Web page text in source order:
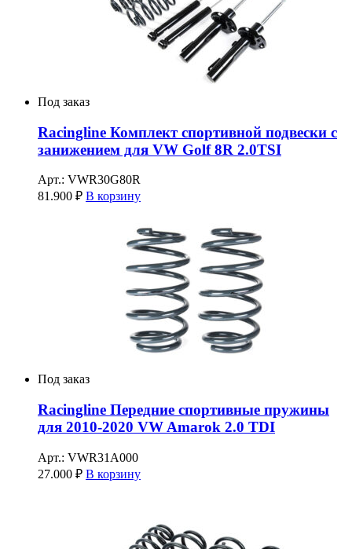
Под заказ
Racingline Комплект спортивной подвески с
занижением для VW Golf 8R 2.0TSI
Арт.: VWR30G80R
81.900 ₽ В корзину
Под заказ
Racingline Передние спортивные пружины
для 2010-2020 VW Amarok 2.0 TDI
Арт.: VWR31A000
27.000 ₽ В корзину